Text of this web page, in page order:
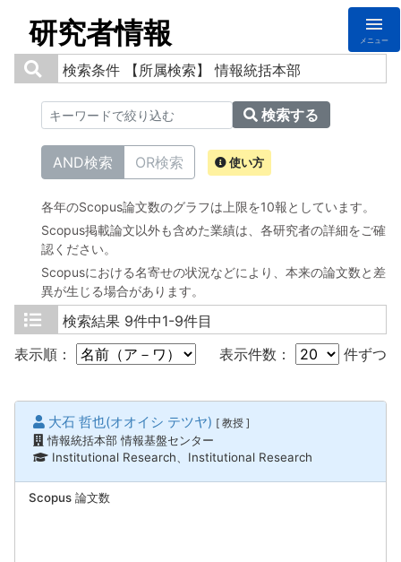
研究者情報 メニュー
検索条件 【所属検索】 情報統括本部
検索する
AND検索 OR検索 使い方
各年のScopus論文数のグラフは上限を10報としています。
Scopus掲載論文以外も含めた業績は、各研究者の詳細をご確
認ください。
Scopusにおける名寄せの状況などにより、本来の論文数と差
異が生じる場合があります。
検索結果 9件中1-9件目
表示順：
表示件数： 件ずつ
大石 哲也(オオイシ テツヤ) [ 教授 ]
情報統括本部 情報基盤センター
Institutional Research、Institutional Research
Scopus 論文数